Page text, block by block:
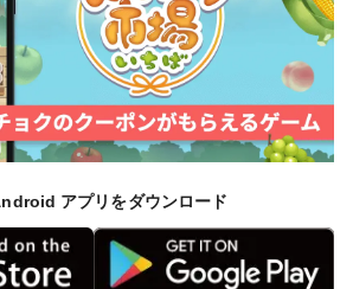
アプリをダウンロード